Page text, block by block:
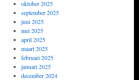
oktober 2025
september 2025
juni 2025
mei 2025
april 2025
maart 2025
februari 2025
januari 2025
december 2024